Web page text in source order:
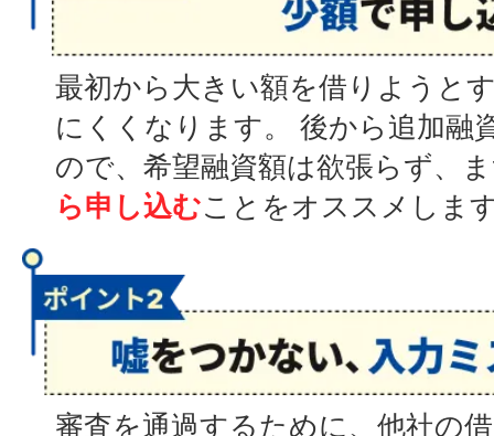
最初から大きい額を借りようと
にくくなります。 後から追加融
ので、希望融資額は欲張らず、
ら申し込むことをオススメしま
審査を通過するために、他社の